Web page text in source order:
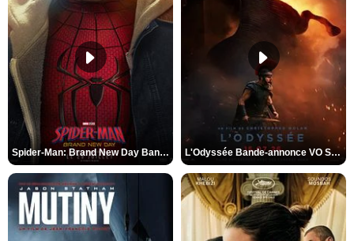
Spider-Man: Brand New Day Bande-annonce VO STFR L'Odyssée Bande-annonce VO STFR